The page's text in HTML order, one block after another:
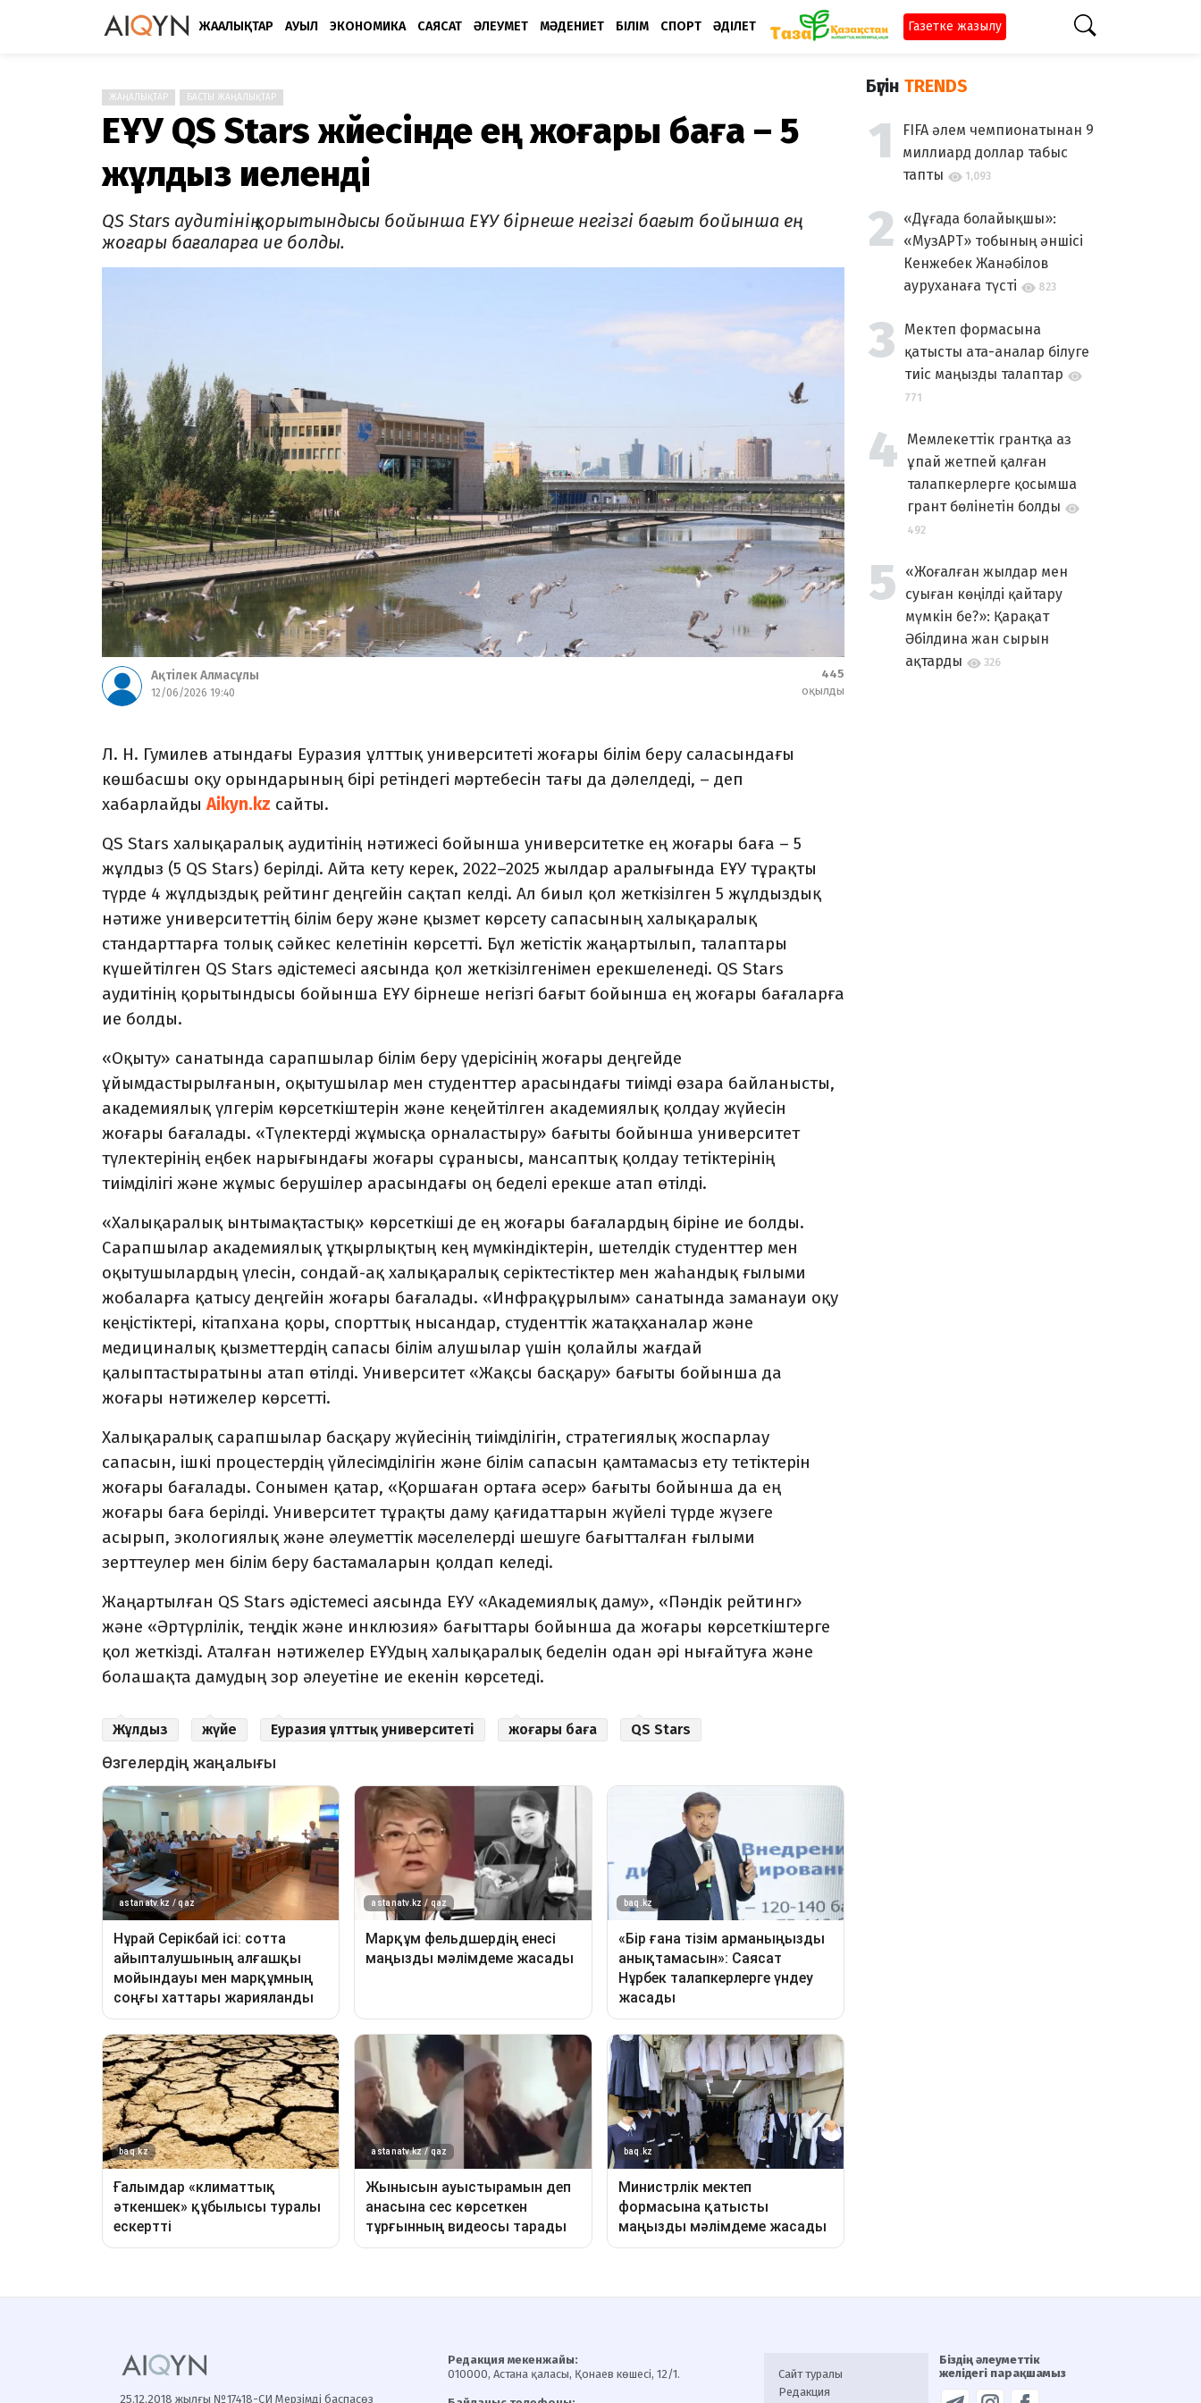
ЖАҢАЛЫҚТАР АУЫЛ ЭКОНОМИКА САЯСАТ ӘЛЕУМЕТ МӘДЕНИЕТ БІЛІМ СПОРТ ӘДІЛЕТ Газетке жазылу
ЖАҢАЛЫҚТАР БАСТЫ ЖАҢАЛЫҚТАР
ЕҰУ QS Stars жүйесінде ең жоғары баға – 5
жұлдыз иеленді
QS Stars аудитінің қорытындысы бойынша ЕҰУ бірнеше негізгі бағыт бойынша ең
жоғары бағаларға ие болды.
Ақтілек Алмасұлы
12/06/2026 19:40
445
оқылды
Л. Н. Гумилев атындағы Еуразия ұлттық университеті жоғары білім беру саласындағы
көшбасшы оқу орындарының бірі ретіндегі мәртебесін тағы да дәлелдеді, – деп
хабарлайдыAikyn.kz сайты.
QS Stars халықаралық аудитінің нәтижесі бойынша университетке ең жоғары баға – 5
жұлдыз (5 QS Stars) берілді. Айта кету керек, 2022–2025 жылдар аралығында ЕҰУ тұрақты
түрде 4 жұлдыздық рейтинг деңгейін сақтап келді. Ал биыл қол жеткізілген 5 жұлдыздық
нәтиже университеттің білім беру және қызмет көрсету сапасының халықаралық
стандарттарға толық сәйкес келетінін көрсетті. Бұл жетістік жаңартылып, талаптары
күшейтілген QS Stars әдістемесі аясында қол жеткізілгенімен ерекшеленеді. QS Stars
аудитінің қорытындысы бойынша ЕҰУ бірнеше негізгі бағыт бойынша ең жоғары бағаларға
ие болды.
«Оқыту» санатында сарапшылар білім беру үдерісінің жоғары деңгейде
ұйымдастырылғанын, оқытушылар мен студенттер арасындағы тиімді өзара байланысты,
академиялық үлгерім көрсеткіштерін және кеңейтілген академиялық қолдау жүйесін
жоғары бағалады. «Түлектерді жұмысқа орналастыру» бағыты бойынша университет
түлектерінің еңбек нарығындағы жоғары сұранысы, мансаптық қолдау тетіктерінің
тиімділігі және жұмыс берушілер арасындағы оң беделі ерекше атап өтілді.
«Халықаралық ынтымақтастық» көрсеткіші де ең жоғары бағалардың біріне ие болды.
Сарапшылар академиялық ұтқырлықтың кең мүмкіндіктерін, шетелдік студенттер мен
оқытушылардың үлесін, сондай-ақ халықаралық серіктестіктер мен жаһандық ғылыми
жобаларға қатысу деңгейін жоғары бағалады. «Инфрақұрылым» санатында заманауи оқу
кеңістіктері, кітапхана қоры, спорттық нысандар, студенттік жатақханалар және
медициналық қызметтердің сапасы білім алушылар үшін қолайлы жағдай
қалыптастыратыны атап өтілді. Университет «Жақсы басқару» бағыты бойынша да
жоғары нәтижелер көрсетті.
Халықаралық сарапшылар басқару жүйесінің тиімділігін, стратегиялық жоспарлау
сапасын, ішкі процестердің үйлесімділігін және білім сапасын қамтамасыз ету тетіктерін
жоғары бағалады. Сонымен қатар, «Қоршаған ортаға әсер» бағыты бойынша да ең
жоғары баға берілді. Университет тұрақты даму қағидаттарын жүйелі түрде жүзеге
асырып, экологиялық және әлеуметтік мәселелерді шешуге бағытталған ғылыми
зерттеулер мен білім беру бастамаларын қолдап келеді.
Жаңартылған QS Stars әдістемесі аясында ЕҰУ «Академиялық даму», «Пәндік рейтинг»
және «Әртүрлілік, теңдік және инклюзия» бағыттары бойынша да жоғары көрсеткіштерге
қол жеткізді. Аталған нәтижелер ЕҰУдың халықаралық беделін одан әрі нығайтуға және
болашақта дамудың зор әлеуетіне ие екенін көрсетеді.
Жұлдыз жүйе Еуразия ұлттық университеті жоғары баға QS Stars
Бүгін TRENDS
FIFA әлем чемпионатынан 9
миллиард доллар табыс
тапты
1,093
«Дұғада болайықшы»:
«МузАРТ» тобының әншісі
Кенжебек Жанәбілов
ауруханаға түсті
823
Мектеп формасына
қатысты ата-аналар білуге
тиіс маңызды талаптар
771
Мемлекеттік грантқа аз
ұпай жетпей қалған
талапкерлерге қосымша
грант бөлінетін болды
492
«Жоғалған жылдар мен
суыған көңілді қайтару
мүмкін бе?»: Қарақат
Әбілдина жан сырын
ақтарды
326
25.12.2018 жылғы №17418-СИ Мерзімді баспасөз
Редакция мекенжайы:
010000, Астана қаласы, Қонаев көшесі, 12/1.
Сайт туралы
Редакция
Біздің әлеуметтік
желідегі парақшамыз